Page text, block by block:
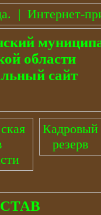
. | Интернет-
области
сайт
Кадровый
резерв